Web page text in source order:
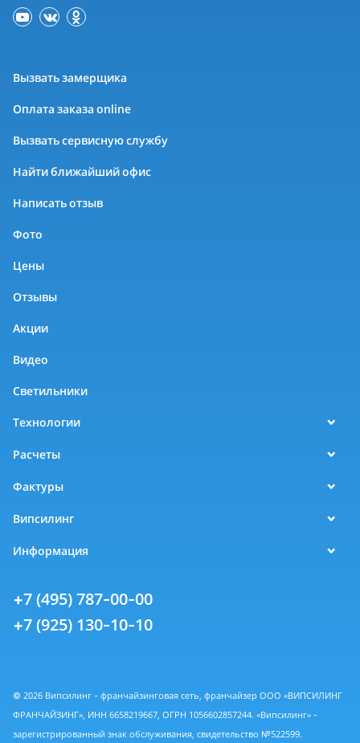
Вызвать замерщика
Оплата заказа online
Вызвать сервисную службу
Найти ближайший офис
Написать отзыв
Фото
Цены
Отзывы
Акции
Видео
Светильники
Технологии
Расчеты
Фактуры
Випсилинг
Информация
+7 (495) 787-00-00
+7 (925) 130-10-10
© 2026 Випсилинг - франчайзинговая сеть, франчайзер ООО «ВИПСИЛИНГ
ФРАНЧАЙЗИНГ», ИНН 6658219667, ОГРН 1056602857244. «Випсилинг» -
зарегистрированный знак обслуживания, свидетельство №522599.